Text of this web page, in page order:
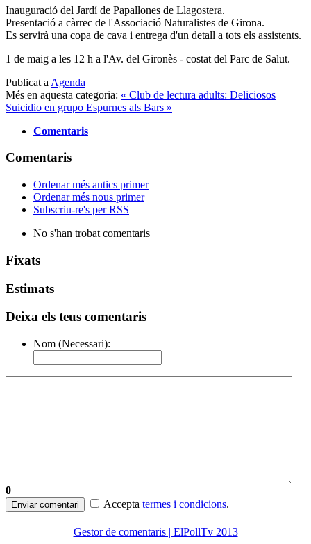
Inauguració del Jardí de Papallones de Llagostera.
Presentació a càrrec de l'Associació Naturalistes de Girona.
Es servirà una copa de cava i entrega d'un detall a tots els assistents.
1 de maig a les 12 h a l'Av. del Gironès - costat del Parc de Salut.
Publicat a Agenda
Més en aquesta categoria: « Club de lectura adults: Deliciosos
Suicidio en grupo Espurnes als Bars »
Comentaris
Comentaris
Ordenar més antics primer
Ordenar més nous primer
Subscriu-re's per RSS
No s'han trobat comentaris
Fixats
Estimats
Deixa els teus comentaris
Nom (Necessari):
0
Enviar comentari Accepta termes i condicions.
Gestor de comentaris | ElPollTv 2013